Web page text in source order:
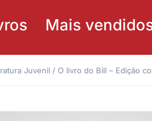
Mais
Juvenil / O livro do Bill – Edição